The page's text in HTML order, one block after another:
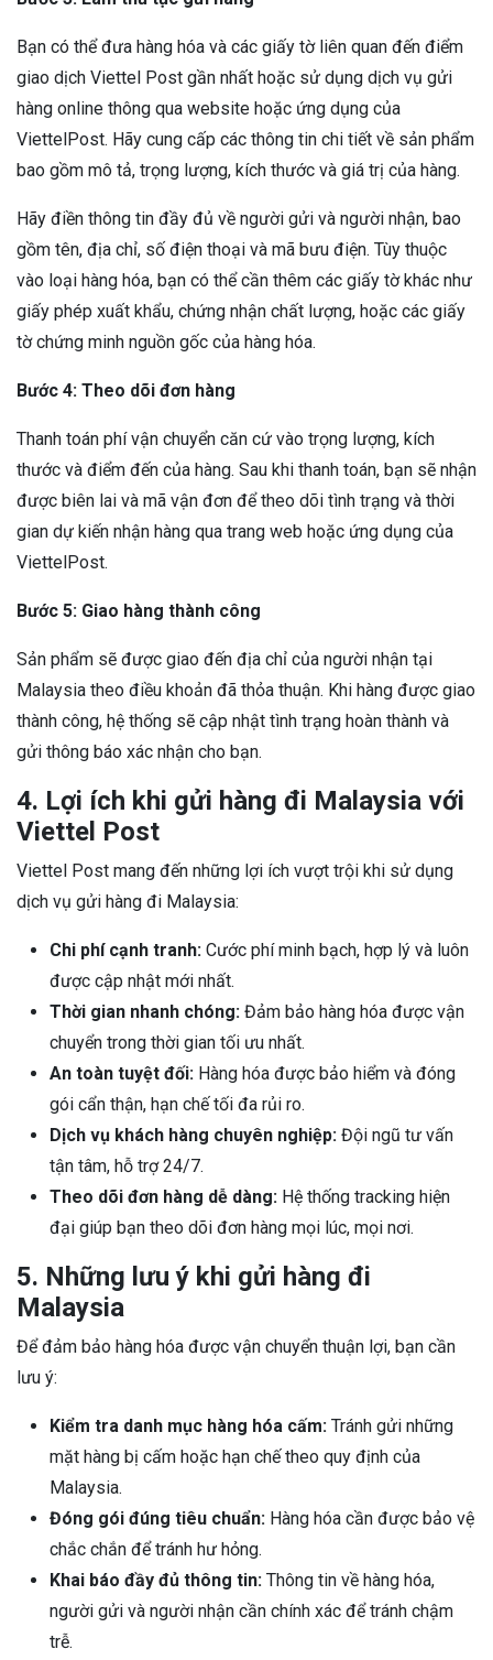
Bạn có thể đưa hàng hóa và các giấy tờ liên quan đến điểm
giao dịch Viettel Post gần nhất hoặc sử dụng dịch vụ gửi
hàng online thông qua website hoặc ứng dụng của
ViettelPost. Hãy cung cấp các thông tin chi tiết về sản phẩm
bao gồm mô tả, trọng lượng, kích thước và giá trị của hàng.
Hãy điền thông tin đầy đủ về người gửi và người nhận, bao
gồm tên, địa chỉ, số điện thoại và mã bưu điện. Tùy thuộc
vào loại hàng hóa, bạn có thể cần thêm các giấy tờ khác như
giấy phép xuất khẩu, chứng nhận chất lượng, hoặc các giấy
tờ chứng minh nguồn gốc của hàng hóa.
Bước 4: Theo dõi đơn hàng
Thanh toán phí vận chuyển căn cứ vào trọng lượng, kích
thước và điểm đến của hàng. Sau khi thanh toán, bạn sẽ nhận
được biên lai và mã vận đơn để theo dõi tình trạng và thời
gian dự kiến nhận hàng qua trang web hoặc ứng dụng của
ViettelPost.
Bước 5: Giao hàng thành công
Sản phẩm sẽ được giao đến địa chỉ của người nhận tại
Malaysia theo điều khoản đã thỏa thuận. Khi hàng được giao
thành công, hệ thống sẽ cập nhật tình trạng hoàn thành và
gửi thông báo xác nhận cho bạn.
4. Lợi ích khi gửi hàng đi Malaysia với
Viettel Post
Viettel Post mang đến những lợi ích vượt trội khi sử dụng
dịch vụ gửi hàng đi Malaysia:
Chi phí cạnh tranh: Cước phí minh bạch, hợp lý và luôn
được cập nhật mới nhất.
Thời gian nhanh chóng: Đảm bảo hàng hóa được vận
chuyển trong thời gian tối ưu nhất.
An toàn tuyệt đối: Hàng hóa được bảo hiểm và đóng
gói cẩn thận, hạn chế tối đa rủi ro.
Dịch vụ khách hàng chuyên nghiệp: Đội ngũ tư vấn
tận tâm, hỗ trợ 24/7.
Theo dõi đơn hàng dễ dàng: Hệ thống tracking hiện
đại giúp bạn theo dõi đơn hàng mọi lúc, mọi nơi.
5. Những lưu ý khi gửi hàng đi
Malaysia
Để đảm bảo hàng hóa được vận chuyển thuận lợi, bạn cần
lưu ý:
Kiểm tra danh mục hàng hóa cấm: Tránh gửi những
mặt hàng bị cấm hoặc hạn chế theo quy định của
Malaysia.
Đóng gói đúng tiêu chuẩn: Hàng hóa cần được bảo vệ
chắc chắn để tránh hư hỏng.
Khai báo đầy đủ thông tin: Thông tin về hàng hóa,
người gửi và người nhận cần chính xác để tránh chậm
trễ.